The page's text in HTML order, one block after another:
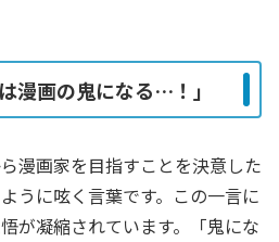
漫画の鬼になる…！」
漫画家を目指すことを決意した
うに呟く言葉です。この一言に
が凝縮されています。「鬼にな